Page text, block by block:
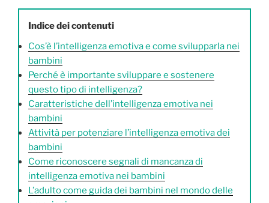
Indice dei contenuti
Cos’è l’intelligenza emotiva e come svilupparla nei
bambini
Perché è importante sviluppare e sostenere
questo tipo di intelligenza?
Caratteristiche dell’intelligenza emotiva nei
bambini
Attività per potenziare l’intelligenza emotiva dei
bambini
Come riconoscere segnali di mancanza di
intelligenza emotiva nei bambini
L’adulto come guida dei bambini nel mondo delle